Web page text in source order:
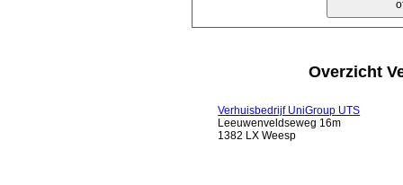
Overzicht
Verhuisbedrijf UniGroup UTS
Leeuwenveldseweg 16m
1382 LX Weesp